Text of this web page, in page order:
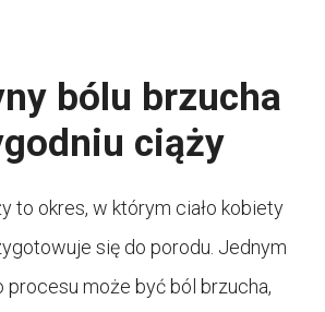
bólu brzucha
ciąży
to okres, w którym ciało kobiety
się do porodu. Jednym
może być ból brzucha,